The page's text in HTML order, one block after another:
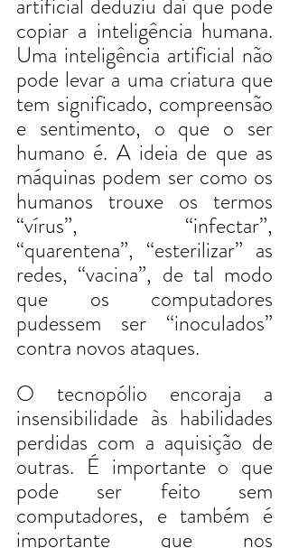
artificial deduziu daí que pode
copiar a inteligência humana.
Uma inteligência artificial não
pode levar a uma criatura que
tem significado, compreensão
e sentimento, o que o ser
humano é. A ideia de que as
máquinas podem ser como os
humanos trouxe os termos
“vírus”, “infectar”,
“quarentena”, “esterilizar” as
redes, “vacina”, de tal modo
que os computadores
pudessem ser “inoculados”
contra novos ataques.
O tecnopólio encoraja a
insensibilidade às habilidades
perdidas com a aquisição de
outras. É importante o que
pode ser feito sem
computadores, e também é
importante que nos